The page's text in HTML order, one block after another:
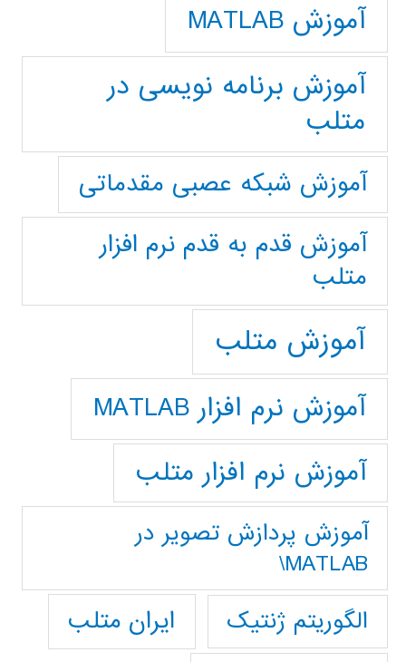
آموزش MATLAB
آموزش برنامه نویسی در
متلب
آموزش شبکه عصبی مقدماتی
آموزش قدم به قدم نرم افزار
متلب
آموزش متلب
آموزش نرم افزار MATLAB
آموزش نرم افزار متلب
آموزش پردازش تصوير در
MATLAB\
الگوریتم ژنتیک
ایران متلب